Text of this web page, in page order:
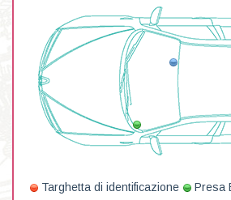
Targhetta di identificazione Presa